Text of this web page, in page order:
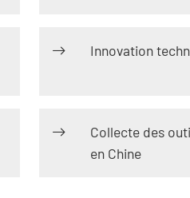
Innovation
Collecte des
en Chine